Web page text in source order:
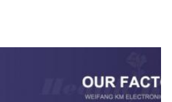
TUV
1064nm, 532nm